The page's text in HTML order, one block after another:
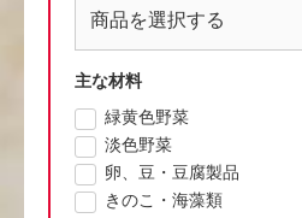
主な材料
緑黄色野菜
淡色野菜
卵、豆・豆腐製品
きのこ・海藻類